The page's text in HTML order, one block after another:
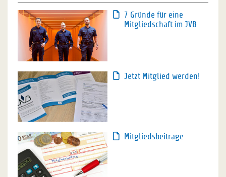
7 Gründe für eine
Mitgliedschaft im JVB
Jetzt Mitglied werden!
Mitgliedsbeiträge